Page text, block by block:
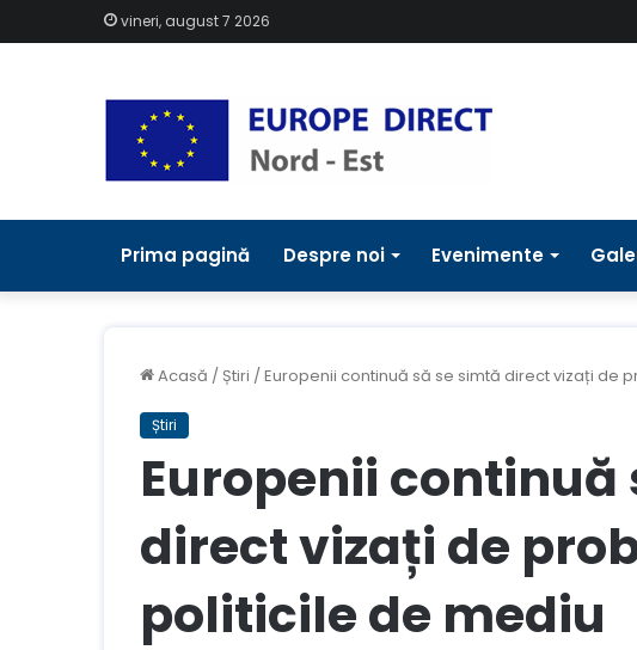
vineri, august 7 2026
Prima pagină Despre noi Evenimente
Acasă / Știri /Europenii continuă să se simtă direct vizați de
Știri
Europenii continuă
direct vizați de
politicile de mediu